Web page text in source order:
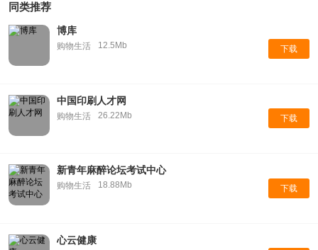
同类推荐
博库
购物生活 12.5Mb 下载
中国印刷人才网
购物生活 26.22Mb 下载
新青年麻醉论坛考试中心
购物生活 18.88Mb 下载
心云健康